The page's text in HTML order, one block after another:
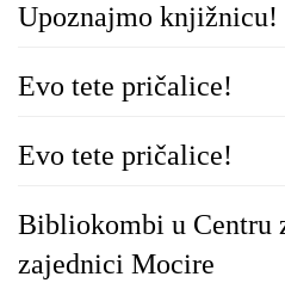
Upoznajmo knjižnicu!
Evo tete pričalice!
Evo tete pričalice!
Bibliokombi u Centru
zajednici Mocire